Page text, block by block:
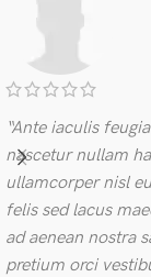
“Ante iaculis
nascetur nullam
ullamcorper nisl
felis sed lacus
ad aenean nostra
pretium orci